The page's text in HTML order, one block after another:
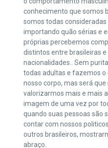
conhecimento que somos
somos todas consideradas
importando quão sérias e
próprias percebemos
distintos entre brasileiras
nacionalidades.. Sem
todas adultas e fazemos
nosso corpo, mas será
valorizarmos mais e mais
imagem de uma vez por
quando suas pessoas são
contar com nossos
outros brasileiros,
abraço.